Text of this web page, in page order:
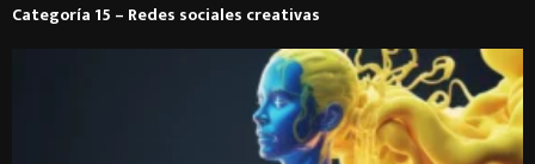
Categoría 15 – Redes sociales creativas